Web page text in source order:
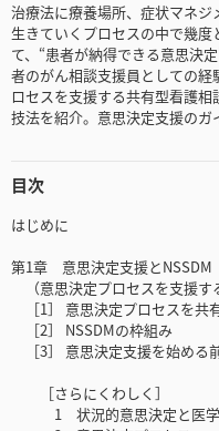
治療法に療養場所、症状マネ
生きていくプロセスの中で幾
て、“患者が納得できる意思決
者のがん相談支援員としての
ロセスを支援する共有型看護
技法を紹介。意思決定支援のガ
目次
はじめに
第1章 意思決定支援とNSSDM
（意思決定プロセスを支援す
［1］ 意思決定プロセスを共
［2］ NSSDMの枠組み
［3］ 意思決定支援を始める
［さらにくわしく］
1 状況的意思決定と医学